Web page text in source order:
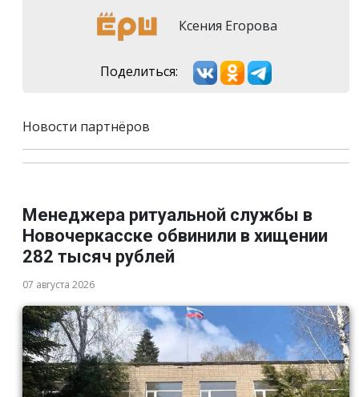
Ксения Егорова
Поделиться:
Новости партнёров
Менеджера ритуальной службы в
Новочеркасске обвинили в хищении
282 тысяч рублей
07 августа 2026